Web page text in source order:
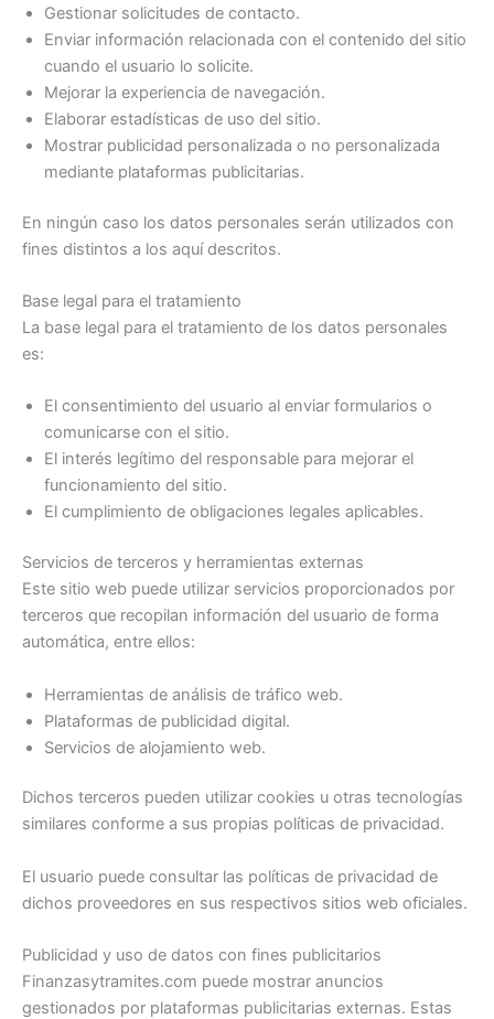
Gestionar solicitudes de contacto.
Enviar información relacionada con el contenido del sitio
cuando el usuario lo solicite.
Mejorar la experiencia de navegación.
Elaborar estadísticas de uso del sitio.
Mostrar publicidad personalizada o no personalizada
mediante plataformas publicitarias.
En ningún caso los datos personales serán utilizados con
fines distintos a los aquí descritos.
Base legal para el tratamiento
La base legal para el tratamiento de los datos personales
es:
El consentimiento del usuario al enviar formularios o
comunicarse con el sitio.
El interés legítimo del responsable para mejorar el
funcionamiento del sitio.
El cumplimiento de obligaciones legales aplicables.
Servicios de terceros y herramientas externas
Este sitio web puede utilizar servicios proporcionados por
terceros que recopilan información del usuario de forma
automática, entre ellos:
Herramientas de análisis de tráfico web.
Plataformas de publicidad digital.
Servicios de alojamiento web.
Dichos terceros pueden utilizar cookies u otras tecnologías
similares conforme a sus propias políticas de privacidad.
El usuario puede consultar las políticas de privacidad de
dichos proveedores en sus respectivos sitios web oficiales.
Publicidad y uso de datos con fines publicitarios
Finanzasytramites.com puede mostrar anuncios
gestionados por plataformas publicitarias externas. Estas